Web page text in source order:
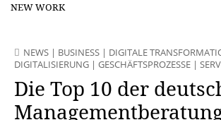
NEW WORK
NEWS | BUSINESS | DIGITALE
DIGITALISIERUNG | GESCHÄFTSPROZESSE |
Die Top 10 der